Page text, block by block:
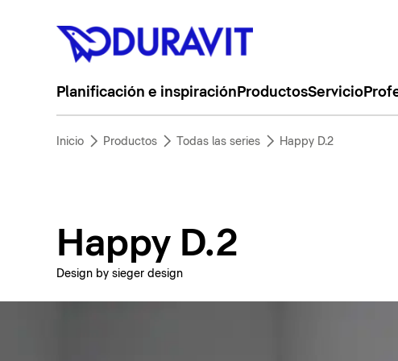
Planificación e inspiración ProductosServicio
Inicio Productos Todas las series Happy D.2
Happy D.2
Design by sieger design